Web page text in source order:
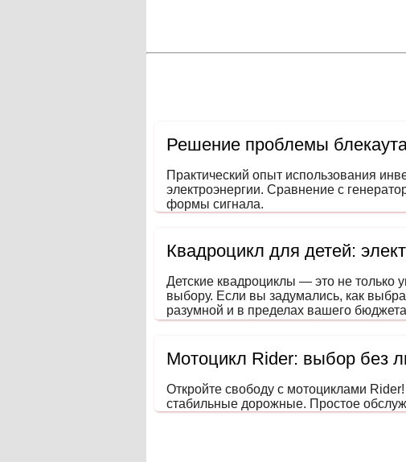
Решение проблемы
Практический опыт использования
электроэнергии. Сравнение с
формы сигнала.
Квадроцикл для детей:
Детские квадроциклы — это не только
выбору. Если вы задумались, как
разумной и в пределах вашего
развивающем координацию, внимание
Мотоцикл Rider: выбор без
Откройте свободу с мотоциклами
стабильные дорожные. Простое